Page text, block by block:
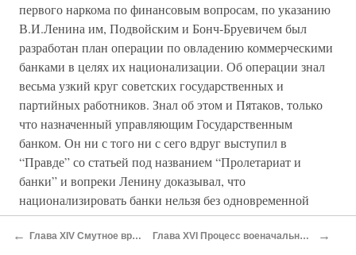
первого наркома по финансовым вопросам, по указанию
В.И.Ленина им, Подвойским и Бонч-Бруевичем был
разработан план операции по овладению коммерческими
банками в целях их национализации. Об операции знал
весьма узкий круг советских государственных и
партийных работников. Знал об этом и Пятаков, только
что назначенный управляющим Государственным
банком. Он ни с того ни с сего вдруг выступил в
“Правде” со статьей под названием “Пролетариат и
банки” и вопреки Ленину доказывал, что
национализировать банки нельзя без одновременной
национализации промышленности. Этим он ясно давал
понять, что большевики готовятся к национализации
← Глава XIV Смутное время Глава XVI Процесс военачальников →